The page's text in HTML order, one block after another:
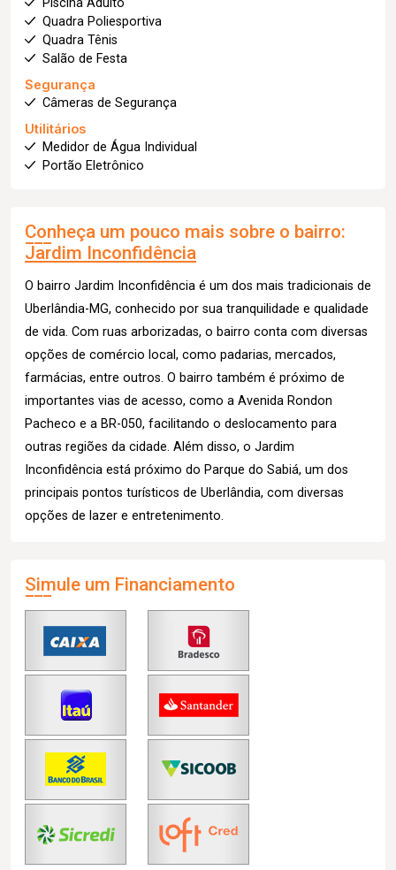
Quadra Poliesportiva
Quadra Tênis
Salão de Festa
Segurança
Câmeras de Segurança
Utilitários
Medidor de Água Individual
Portão Eletrônico
Conheça um pouco mais sobre o bairro:
Jardim Inconfidência
O bairro Jardim Inconfidência é um dos mais tradicionais de
Uberlândia-MG, conhecido por sua tranquilidade e qualidade
de vida. Com ruas arborizadas, o bairro conta com diversas
opções de comércio local, como padarias, mercados,
farmácias, entre outros. O bairro também é próximo de
importantes vias de acesso, como a Avenida Rondon
Pacheco e a BR-050, facilitando o deslocamento para
outras regiões da cidade. Além disso, o Jardim
Inconfidência está próximo do Parque do Sabiá, um dos
principais pontos turísticos de Uberlândia, com diversas
opções de lazer e entretenimento.
Simule um Financiamento